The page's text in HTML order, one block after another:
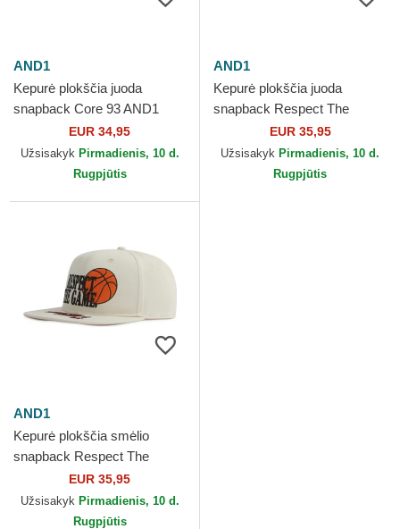
AND1
Kepurė plokščia juoda
snapback Core 93 AND1
EUR 34,95
Užsisakyk Pirmadienis, 10 d.
Rugpjūtis
AND1
Kepurė plokščia juoda
snapback Respect The
Game Slogan AND1
EUR 35,95
Užsisakyk Pirmadienis, 10 d.
Rugpjūtis
AND1
Kepurė plokščia smėlio
snapback Respect The
Game Slogan AND1
EUR 35,95
Užsisakyk Pirmadienis, 10 d.
Rugpjūtis